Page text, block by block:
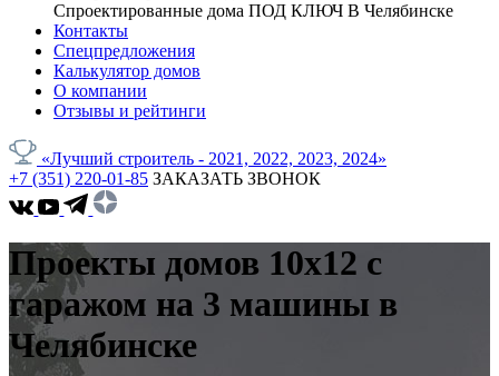
Спроектированные дома ПОД КЛЮЧ В Челябинске
Контакты
Спецпредложения
Калькулятор домов
О компании
Отзывы и рейтинги
«Лучший строитель - 2021, 2022, 2023, 2024»
+7 (351) 220-01-85 ЗАКАЗАТЬ ЗВОНОК
Проекты домов 10x12 с
гаражом на 3 машины в
Челябинске